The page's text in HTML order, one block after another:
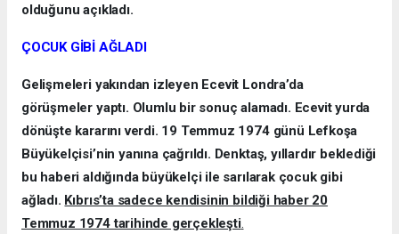
olduğunu açıkladı.
ÇOCUK GİBİ AĞLADI
Gelişmeleri yakından izleyen Ecevit Londra’da
görüşmeler yaptı. Olumlu bir sonuç alamadı. Ecevit yurda
dönüşte kararını verdi. 19 Temmuz 1974 günü Lefkoşa
Büyükelçisi’nin yanına çağrıldı. Denktaş, yıllardır beklediği
bu haberi aldığında büyükelçi ile sarılarak çocuk gibi
ağladı. Kıbrıs’ta sadece kendisinin bildiği haber 20
Temmuz 1974 tarihinde gerçekleşti.